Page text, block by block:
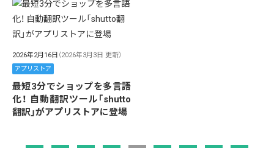
2026年2月16日 （2026年3月3日 更新）
アプリストア
最短3分でショップを多言語
化！ 自動翻訳ツール「shutto
翻訳」がアプリストアに登場